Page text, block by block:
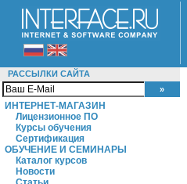
РАССЫЛКИ САЙТА
ИНТЕРНЕТ-МАГАЗИН
Лицензионное ПО
Курсы обучения
Сертификация
ОБУЧЕНИЕ И СЕМИНАРЫ
Каталог курсов
Новости